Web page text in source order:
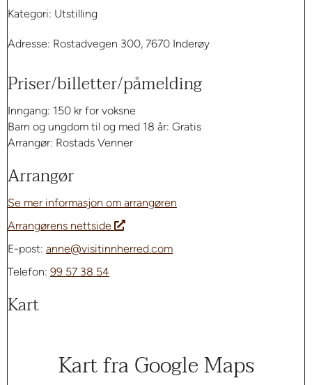
Kategori: Utstilling
Adresse: Rostadvegen 300, 7670 Inderøy
Priser/billetter/påmelding
Inngang: 150 kr for voksne
Barn og ungdom til og med 18 år: Gratis
Arrangør: Rostads Venner
Arrangør
Se mer informasjon om arrangøren
Arrangørens nettside
E-post: anne@visitinnherred.com
Telefon: 99 57 38 54
Kart
Kart fra Google Maps